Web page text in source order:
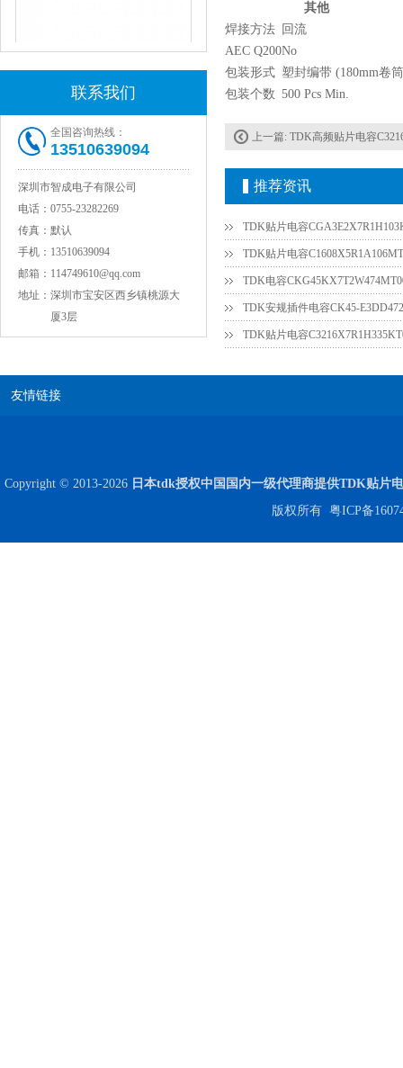
JOHANSON代理1812 1KV 100NF X7R高压贴片电容
Johanson电容一级代理 正品现货
联系我们
全国咨询热线：
13510639094
深圳市智成电子有限公司
电话： 0755-23282269
传真： 默认
手机： 13510639094
邮箱： 114749610@qq.com
地址： 深圳市宝安区西乡镇桃源大
厦3层
其他
焊接方法 回流
AEC Q200No
包装形式 塑封编带 (180mm卷
包装个数 500 Pcs Min.
上一篇: TDK高频贴片电容
推荐资讯
TDK贴片电容
TDK贴片电容
TDK电容
TDK贴片电容
友情链接
Copyright © 2013-2026 日本tdk授权中国国内一级代理商提供TDK贴片
版权所有 粤ICP备